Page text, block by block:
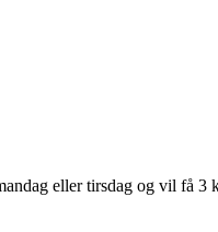
eller tirsdag og vil få 3